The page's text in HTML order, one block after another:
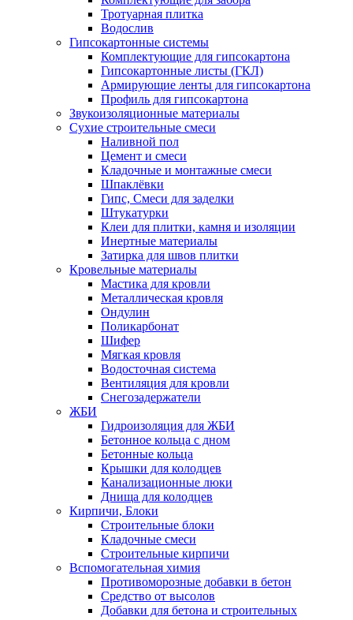
Тротуарная плитка
Водослив
Гипсокартонные системы
Комплектующие для гипсокартона
Гипсокартонные листы (ГКЛ)
Армирующие ленты для гипсокартона
Профиль для гипсокартона
Звукоизоляционные материалы
Сухие строительные смеси
Наливной пол
Цемент и смеси
Кладочные и монтажные смеси
Шпаклёвки
Гипс, Смеси для заделки
Штукатурки
Клеи для плитки, камня и изоляции
Инертные материалы
Затирка для швов плитки
Кровельные материалы
Мастика для кровли
Металлическая кровля
Ондулин
Поликарбонат
Шифер
Мягкая кровля
Водосточная система
Вентиляция для кровли
Снегозадержатели
ЖБИ
Гидроизоляция для ЖБИ
Бетонное кольца с дном
Бетонные кольца
Крышки для колодцев
Канализационные люки
Днища для колодцев
Кирпичи, Блоки
Строительные блоки
Кладочные смеси
Строительные кирпичи
Вспомогательная химия
Противоморозные добавки в бетон
Средство от высолов
Добавки для бетона и строительных